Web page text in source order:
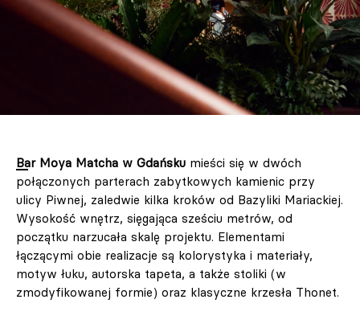
Bar Moya Matcha w Gdańsku mieści się w dwóch
połączonych parterach zabytkowych kamienic przy
ulicy Piwnej, zaledwie kilka kroków od Bazyliki Mariackiej.
Wysokość wnętrz, sięgająca sześciu metrów, od
początku narzucała skalę projektu. Elementami
łączącymi obie realizacje są kolorystyka i materiały,
motyw łuku, autorska tapeta, a także stoliki (w
zmodyfikowanej formie) oraz klasyczne krzesła Thonet.